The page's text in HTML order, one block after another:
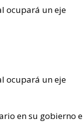
ocupará un eje
ocupará un eje
en su gobierno e